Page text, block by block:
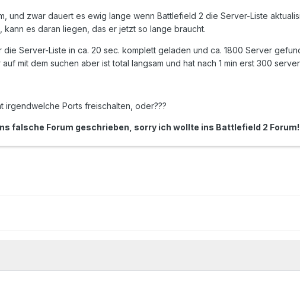
und zwar dauert es ewig lange wenn Battlefield 2 die Server-Liste
kann es daran liegen, das er jetzt so lange braucht.
die Server-Liste in ca. 20 sec. komplett geladen und ca. 1800 Server
mit dem suchen aber ist total langsam und hat nach 1 min erst 300
irgendwelche Ports freischalten, oder???
falsche Forum geschrieben, sorry ich wollte ins Battlefield 2